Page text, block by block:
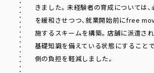
きました。未経験者の育成については
を緩和させつつ、就業開始前にfree
施するスキームを構築。店舗に派遣さ
基礎知識を備えている状態にすること
側の負担を軽減しました。